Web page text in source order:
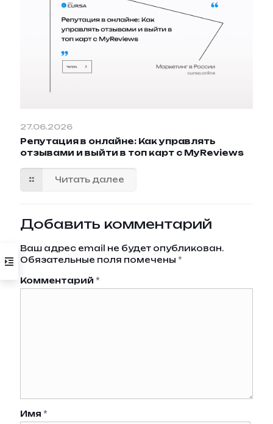
27.06.2026
Репутация в онлайне: Как управлять
отзывами и выйти в топ карт с MyReviews
Читать далее
Добавить комментарий
Ваш адрес email не будет опубликован.
Обязательные поля помечены *
Комментарий *
Имя *